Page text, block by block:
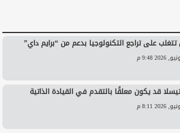
تتغلب على تراجع التكنولوجيا بدعم من “برايم داي”
قد يكون معلقًا بالتقدم في القيادة الذاتية